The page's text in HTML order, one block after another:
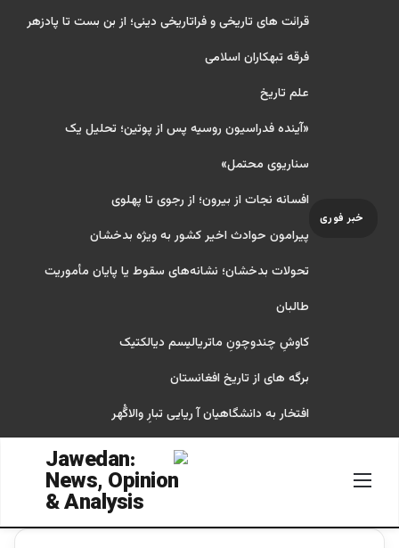
خبر فوری
قرائت های تاریخی و فراتاریخی دینی؛ از بن بست تا پادزهر
فرقه تبهکاران اسلامی
علم تاریخ
«آینده فدراسیون روسیه پس از پوتین؛ تحلیل یک
سناریوی محتمل»
افسانه نجات از بیرون؛ از رجوی تا پهلوی
پیرامون حوادث اخیر کشور به ویژه بدخشان
تحولات بدخشان؛ نشانه‌های سقوط یا پایان مأموریت
طالبان
کاوشِ چندو‌چونِ ماتریالیسم دیالکتیک
برگه های از تاریخ افغانستان
افتخار به دانشگاهیان آ ریایی تبارِ والاگُهر